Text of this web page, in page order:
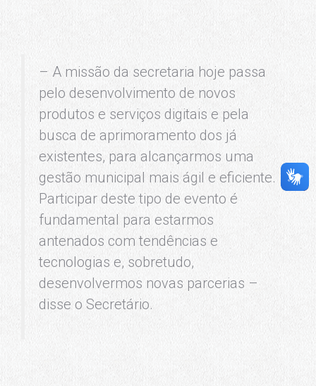
– A missão da secretaria hoje passa
pelo desenvolvimento de novos
produtos e serviços digitais e pela
busca de aprimoramento dos já
existentes, para alcançarmos uma
gestão municipal mais ágil e eficiente.
Participar deste tipo de evento é
fundamental para estarmos
antenados com tendências e
tecnologias e, sobretudo,
desenvolvermos novas parcerias –
disse o Secretário.